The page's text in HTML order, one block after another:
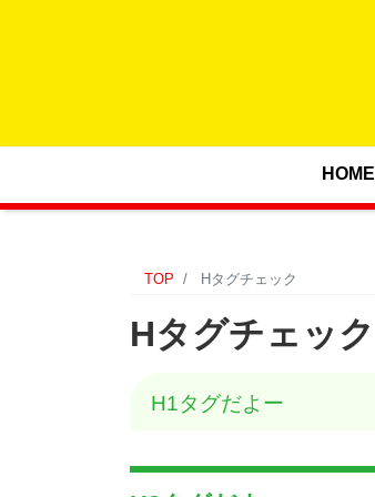
HOME
TOP Hタグチェック
Hタグチェック
H1タグだよー